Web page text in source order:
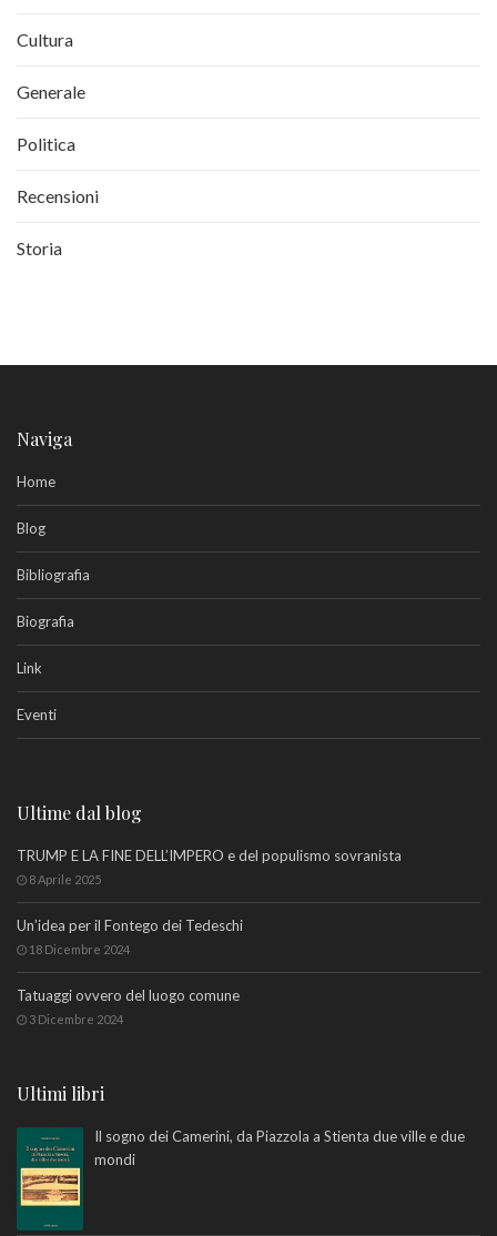
Cultura
Generale
Politica
Recensioni
Storia
Naviga
Home
Blog
Bibliografia
Biografia
Link
Eventi
Ultime dal blog
TRUMP E LA FINE DELL’IMPERO e del populismo sovranista
8 Aprile 2025
Un’idea per il Fontego dei Tedeschi
18 Dicembre 2024
Tatuaggi ovvero del luogo comune
3 Dicembre 2024
Ultimi libri
Il sogno dei Camerini, da Piazzola a Stienta due ville e due
mondi